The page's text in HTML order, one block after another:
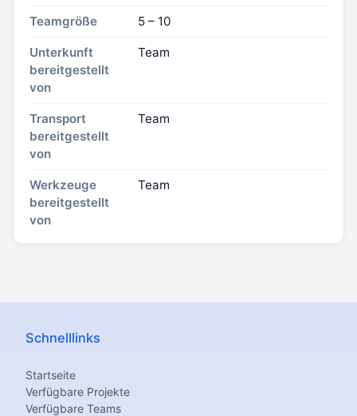
Teamgröße 5 – 10
Unterkunft
bereitgestellt
von
Team
Transport
bereitgestellt
von
Team
Werkzeuge
bereitgestellt
von
Team
Schnelllinks
Startseite
Verfügbare Projekte
Verfügbare Teams